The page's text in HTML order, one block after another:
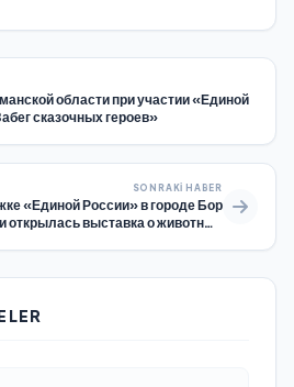
области при участии «Единой
сказочных героев»
SONRAKI HABER
«Единой России» в городе Бор
открылась выставка о животных